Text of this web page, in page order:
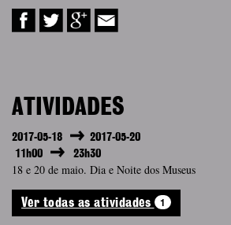
ATIVIDADES
2017-05-18
2017-05-20
11h00
23h30
18 e 20 de maio. Dia e Noite dos Museus
Ver todas as atividades 1